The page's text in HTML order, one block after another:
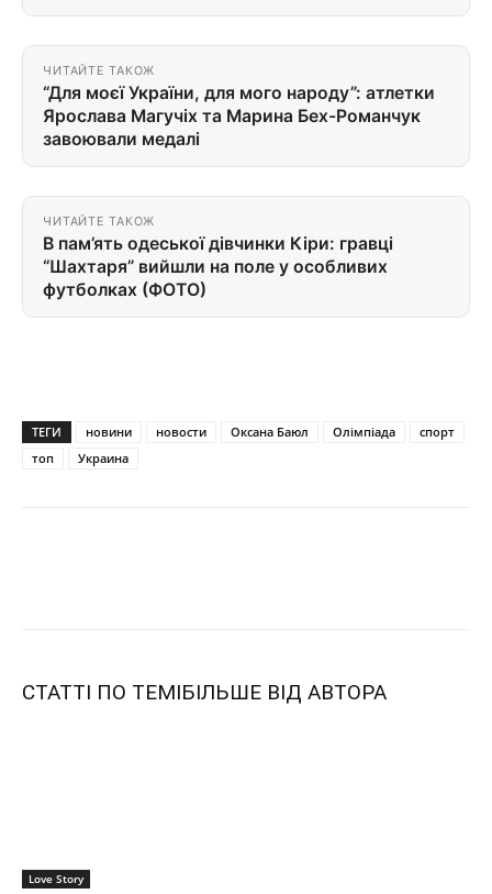
ЧИТАЙТЕ ТАКОЖ
“Для моєї України, для мого народу”: атлетки
Ярослава Магучіх та Марина Бех-Романчук
завоювали медалі
ЧИТАЙТЕ ТАКОЖ
В пам’ять одеської дівчинки Кіри: гравці
“Шахтаря” вийшли на поле у особливих
футболках (ФОТО)
ТЕГИ новини новости Оксана Баюл Олімпіада
спорт
топ
Украина
СТАТТІ ПО ТЕМІБІЛЬШЕ ВІД АВТОРА
Love Story